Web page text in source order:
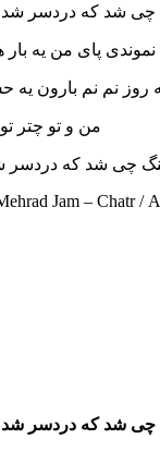
چی شد که دردسر شدی
نموندی پای من یه
یه روز نم نم بارون
من و تو چتر
چی شد که دردسر
Jam – Chatr /
چی شد که دردسر شدی